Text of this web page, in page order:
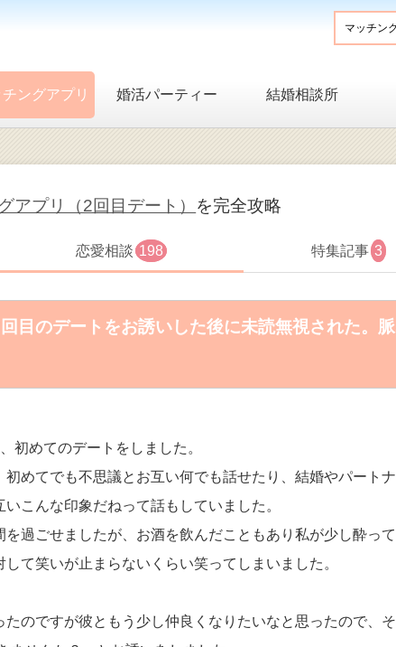
ングアプリ 婚活パーティー 結婚相談所
アプリ（2回目デート） を完全攻略
恋愛相談 198 特集記事 3
目のデートをお誘いした後に未読無視された。
初めてのデートをしました。
めてでも不思議とお互い何でも話せたり、結婚やパート
こんな印象だねって話もしていました。
過ごせましたが、お酒を飲んだこともあり私が少し酔っ
て笑いが止まらないくらい笑ってしまいました。
のですが彼ともう少し仲良くなりたいなと思ったので、